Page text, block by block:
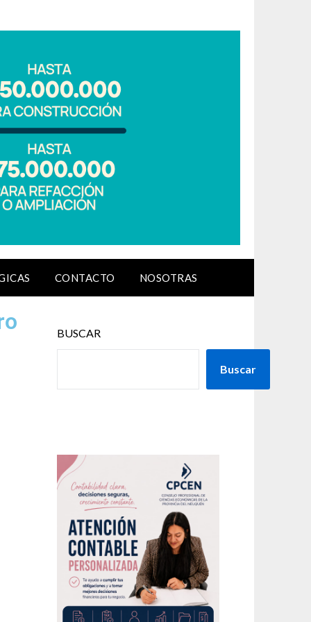
CONTACTO NOSOTRAS
BUSCAR
Buscar